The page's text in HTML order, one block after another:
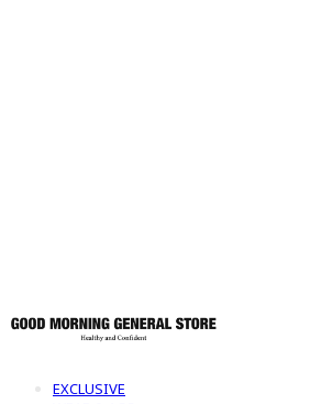
EXCLUSIVE